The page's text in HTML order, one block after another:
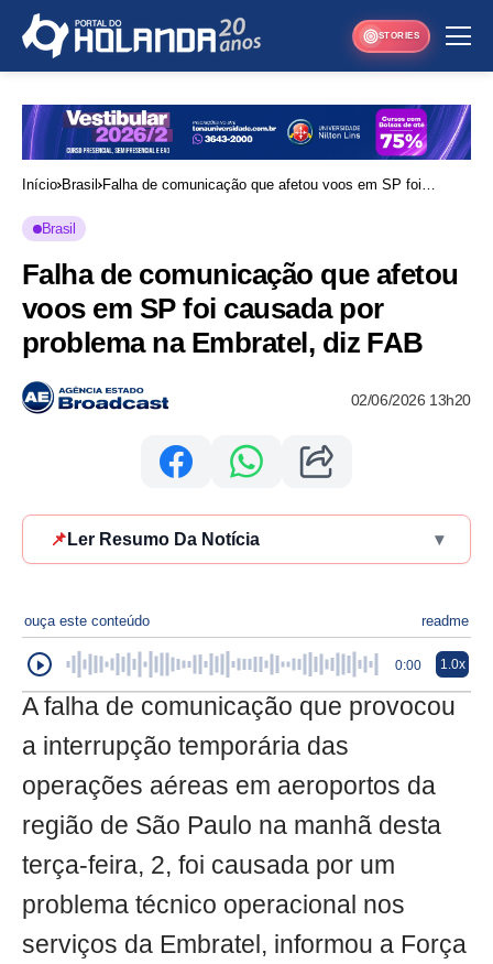
STORIES
Início Brasil
Falha de comunicação que afetou voos em SP foi
Brasil
Falha de comunicação que afetou
voos em SP foi causada por
problema na Embratel, diz FAB
02/06/2026 13h20
📌 Ler Resumo Da Notícia ▾
ouça este conteúdo readme
0:00 1.0x
A falha de comunicação que provocou
a interrupção temporária das
operações aéreas em aeroportos da
região de São Paulo na manhã desta
terça-feira, 2, foi causada por um
problema técnico operacional nos
serviços da Embratel, informou a Força